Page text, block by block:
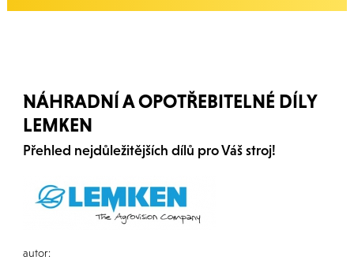
NÁHRADNÍ A OPOTŘEBITELNÉ DÍLY
LEMKEN
Přehled nejdůležitějších dílů pro Váš stroj!
autor: